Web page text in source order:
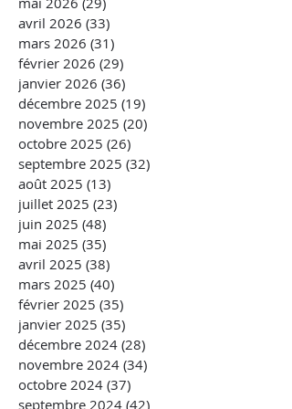
avril 2026 (33)
mars 2026 (31)
février 2026 (29)
janvier 2026 (36)
décembre 2025 (19)
novembre 2025 (20)
octobre 2025 (26)
septembre 2025 (32)
août 2025 (13)
juillet 2025 (23)
juin 2025 (48)
mai 2025 (35)
avril 2025 (38)
mars 2025 (40)
février 2025 (35)
janvier 2025 (35)
décembre 2024 (28)
novembre 2024 (34)
octobre 2024 (37)
septembre 2024 (42)